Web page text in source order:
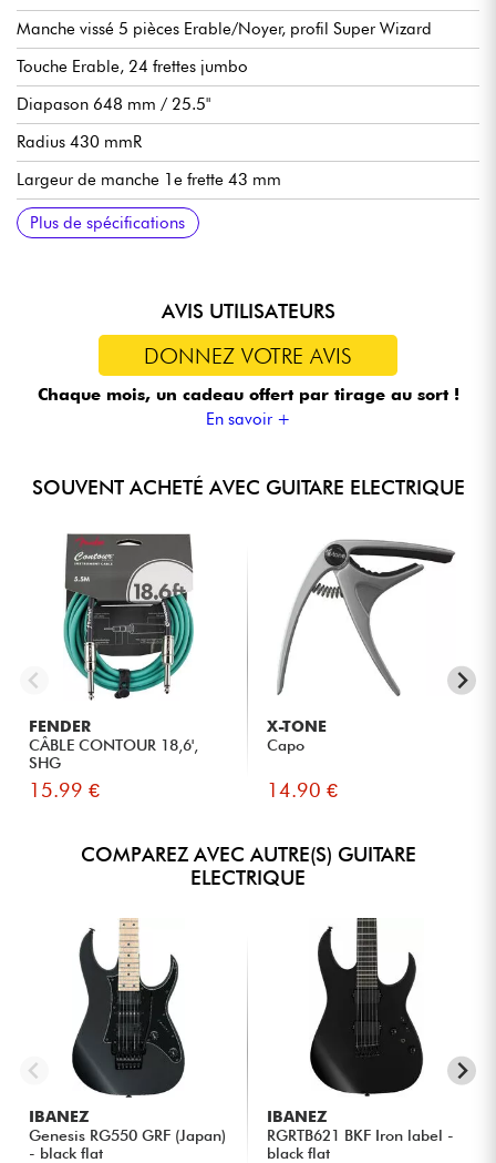
Manche vissé 5 pièces Erable/Noyer, profil Super Wizard
Touche Erable, 24 frettes jumbo
Diapason 648 mm / 25.5"
Radius 430 mmR
Largeur de manche 1e frette 43 mm
Largeur de manche dernière frette 58 mm
Epaisseur manche 1e frette 17 mm
Epaisseur manche 12e frette 19 mm
Configuration de micros HSH Ibanez V7/S1/V8 (aimants
céramique/alnico/alnico)
Volume général
Tonalité générale
Sélecteur micros 5 positions
Vibrato double blocage Ibanez Edge
Mécaniques Ibanez bain d'huile
Plus de spécifications
AVIS UTILISATEURS
DONNEZ VOTRE AVIS
Chaque mois, un cadeau offert par tirage au sort !
En savoir +
SOUVENT ACHETÉ AVEC GUITARE ELECTRIQUE
FENDER
CÂBLE CONTOUR 18,6',
SHG
15.99 €
X-TONE
Capo
14.90 €
COMPAREZ AVEC AUTRE(S) GUITARE
ELECTRIQUE
IBANEZ
Genesis RG550 GRF (Japan)
- black flat
IBANEZ
RGRTB621 BKF Iron label -
black flat